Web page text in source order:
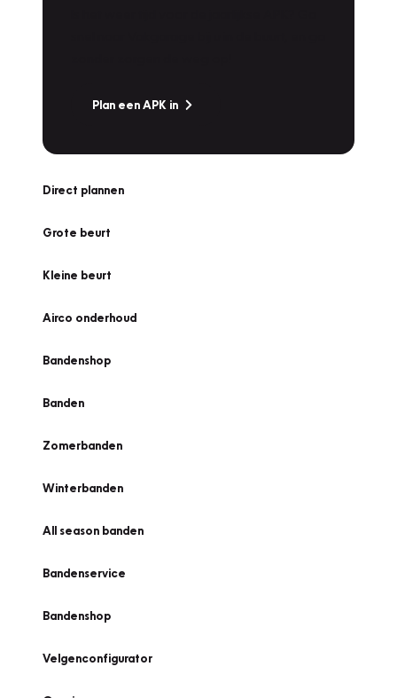
Plan een APK in
Direct plannen
Grote beurt
Kleine beurt
Airco onderhoud
Bandenshop
Banden
Zomerbanden
Winterbanden
All season banden
Bandenservice
Bandenshop
Velgenconfigurator